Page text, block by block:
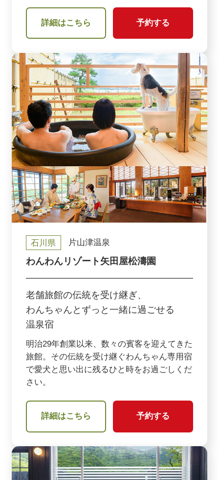
詳細はこちら 予約する
石川県 片山津温泉
わんわんリゾート矢田屋松濤園
老舗旅館の伝統を受け継ぎ、
わんちゃんとずっと一緒に過ごせる
温泉宿
明治29年創業以来、数々の賓客を迎えてきた
旅館。その伝統を受け継ぐわんちゃん専用宿
で愛犬と思い出に残るひと時をお過ごしくだ
さい。
詳細はこちら 予約する